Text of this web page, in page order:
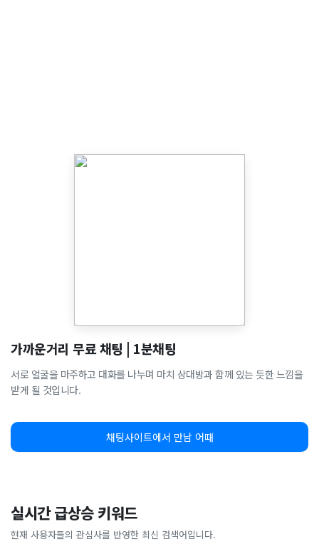
가까운거리 무료 채팅 | 1분채팅
서로 얼굴을 마주하고 대화를 나누며 마치 상대방과 함께 있는 듯한 느낌을
받게 될 것입니다.
채팅사이트에서 만남 어때
실시간 급상승 키워드
현재 사용자들의 관심사를 반영한 최신 검색어입니다.